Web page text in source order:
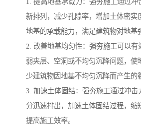
1. 提高地基承载力：强夯施工通过冲
新排列，减少孔隙率，增加土体密实
地基的承载能力，满足建筑物对地基
2. 改善地基均匀性：强夯施工可以有
弱夹层、空洞或不均匀沉降问题，使
少建筑物因地基不均匀沉降而产生的
3. 加速土体固结：强夯施工通过冲击
分迅速排出，加速土体固结过程，缩
提高施工效率。